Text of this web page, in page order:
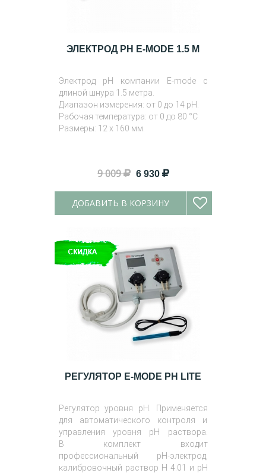
ЭЛЕКТРОД PH E-MODE 1.5 М
Электрод pH компании E-mode с
длиной шнура 1.5 метра.
Диапазон измерения: от 0 до 14 pH.
Рабочая температура: от 0 до 80 °C
Размеры: 12 x 160 мм.
9 009 6 930
ДОБАВИТЬ В КОРЗИНУ
РЕГУЛЯТОР E-MODE PH LITE
Регулятор уровня pH. Применяется
для автоматического контроля и
управления уровня рН раствора.
В комплект входит
профессиональный pH-электрод,
калибровочный раствор H 4.01 и pH